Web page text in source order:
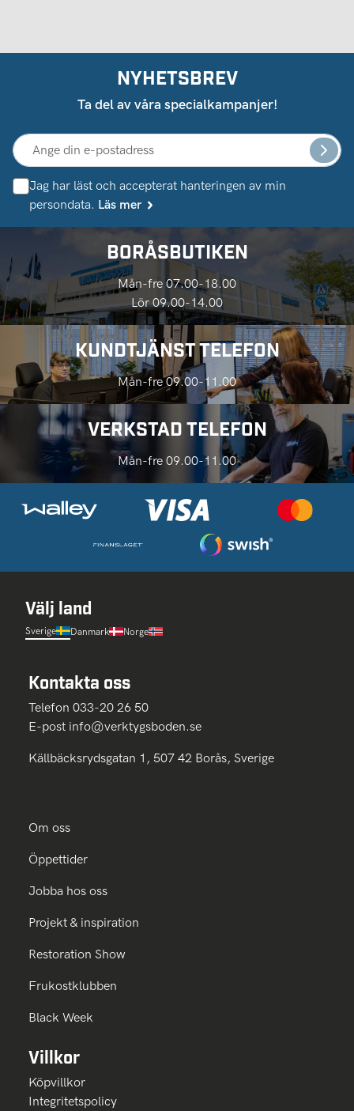
NYHETSBREV
Ta del av våra specialkampanjer!
Jag har läst och accepterat hanteringen av min
persondata. Läs mer
BORÅSBUTIKEN
Mån-fre 07.00-18.00
Lör 09.00-14.00
KUNDTJÄNST TELEFON
Mån-fre 09.00-11.00
VERKSTAD TELEFON
Mån-fre 09.00-11.00
Välj land
Sverige Danmark Norge
Kontakta oss
Telefon 033-20 26 50
E-post info@verktygsboden.se
Källbäcksrydsgatan 1, 507 42 Borås, Sverige
Om oss
Öppettider
Jobba hos oss
Projekt & inspiration
Restoration Show
Frukostklubben
Black Week
Villkor
Köpvillkor
Integritetspolicy